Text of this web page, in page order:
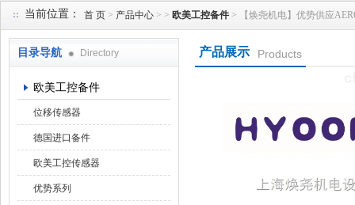
当前位置： 首 页 > 产品中心 > > 欧美工控备件 > 【焕尧机电】优势供应
目录导航 Directory
欧美工控备件
位移传感器
德国进口备件
欧美工控传感器
优势系列
产品展示 Products